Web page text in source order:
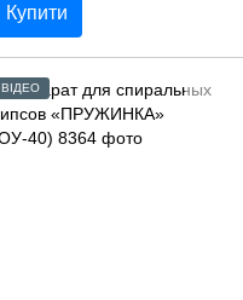
Купити
ВІДЕО